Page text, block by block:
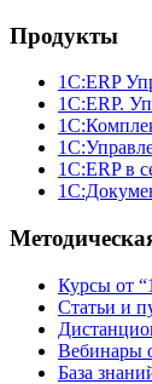
Продукты
1С:ERP
1С:ERP.
1С:ERP в
Курсы от
Статьи и
Вебинары
База